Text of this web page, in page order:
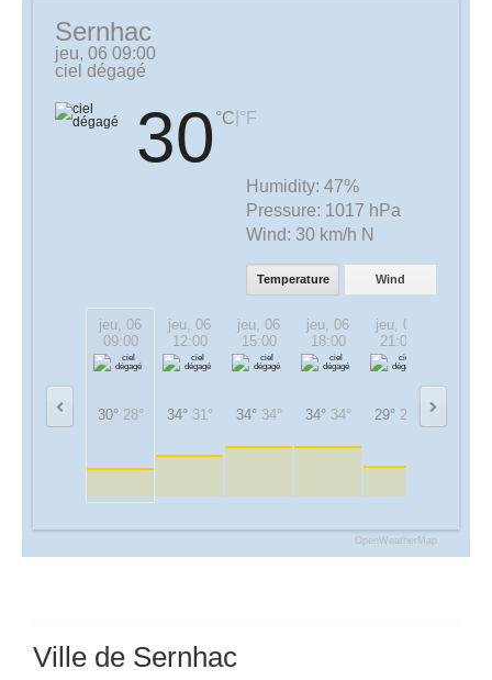
Sernhac
jeu, 06 09:00
ciel dégagé
30 °C °F
Humidity: 47%
Pressure: 1017 hPa
Wind: 30 km/h N
Temperature Wind
jeu, 06
09:00
30° 28°
jeu, 06
12:00
34° 31°
jeu, 06
15:00
34° 34°
jeu, 06
18:00
34° 34°
jeu, 06
21:00
29° 29°
OpenWeatherMap
Ville de Sernhac